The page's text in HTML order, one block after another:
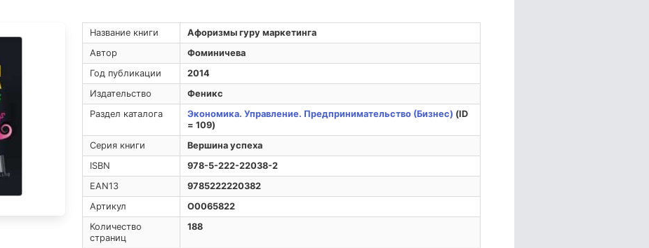
Название книги
Афоризмы гуру маркетинга
Автор
Фоминичева
Год публикации
2014
Издательство
Феникс
Раздел каталога
Экономика. Управление. Предпринимательство (Бизнес) (ID
= 109)
Серия книги
Вершина успеха
ISBN
978-5-222-22038-2
EAN13
9785222220382
Артикул
O0065822
Количество
страниц
188